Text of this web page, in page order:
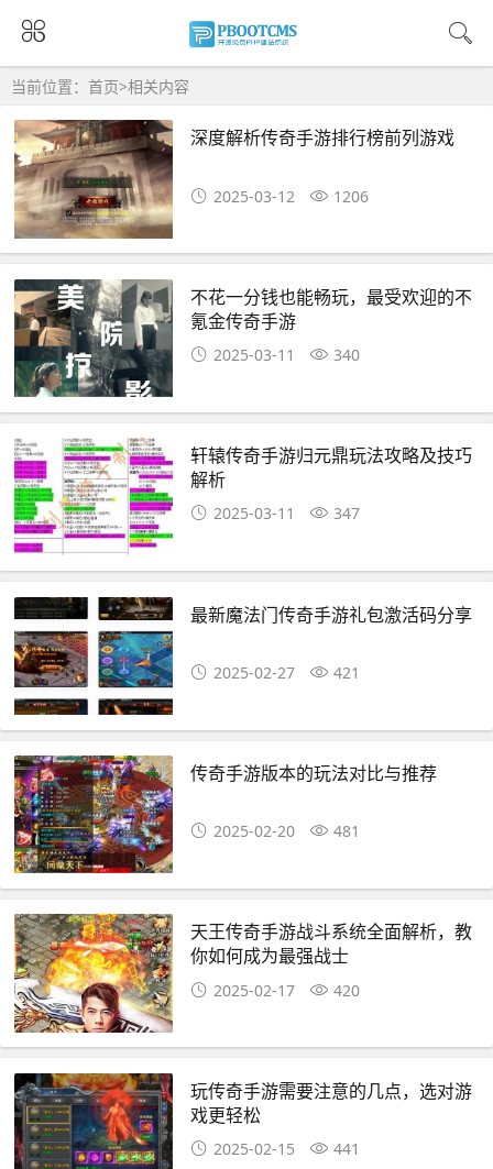
当前位置： 首页>相关内容
深度解析传奇手游排行榜前列游戏
2025-03-12 1206
不花一分钱也能畅玩，最受欢迎的不
氪金传奇手游
2025-03-11 340
轩辕传奇手游归元鼎玩法攻略及技巧
解析
2025-03-11 347
最新魔法门传奇手游礼包激活码分享
2025-02-27 421
传奇手游版本的玩法对比与推荐
2025-02-20 481
天王传奇手游战斗系统全面解析，教
你如何成为最强战士
2025-02-17 420
玩传奇手游需要注意的几点，选对游
戏更轻松
2025-02-15 441